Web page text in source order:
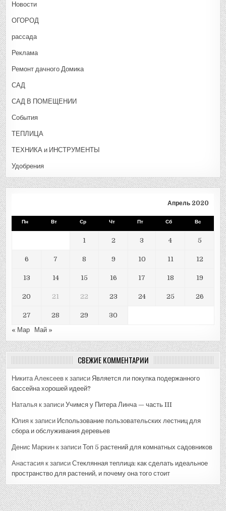
Новости
ОГОРОД
рассада
Реклама
Ремонт дачного Домика
САД
САД В ПОМЕЩЕНИИ
События
ТЕПЛИЦА
ТЕХНИКА и ИНСТРУМЕНТЫ
Удобрения
Апрель 2020
Пн Вт Ср Чт Пт Сб Вс
1 2 3 4 5
6 7 8 9 10 11 12
13 14 15 16 17 18 19
20 21 22 23 24 25 26
27 28 29
30
« Мар
Май »
СВЕЖИЕ КОММЕНТАРИИ
Никита Алексеев к записиЯвляется ли покупка подержанного
бассейна хорошей идеей?
Наталья к записиУчимся у Питера Линча — часть III
Юлия к записи Использование пользовательских лестниц для
сбора и обслуживания деревьев
Денис Маркин к записиТоп 5 растений для комнатных садовников
Анастасия к записиСтеклянная теплица: как сделать идеальное
пространство для растений, и почему она того стоит